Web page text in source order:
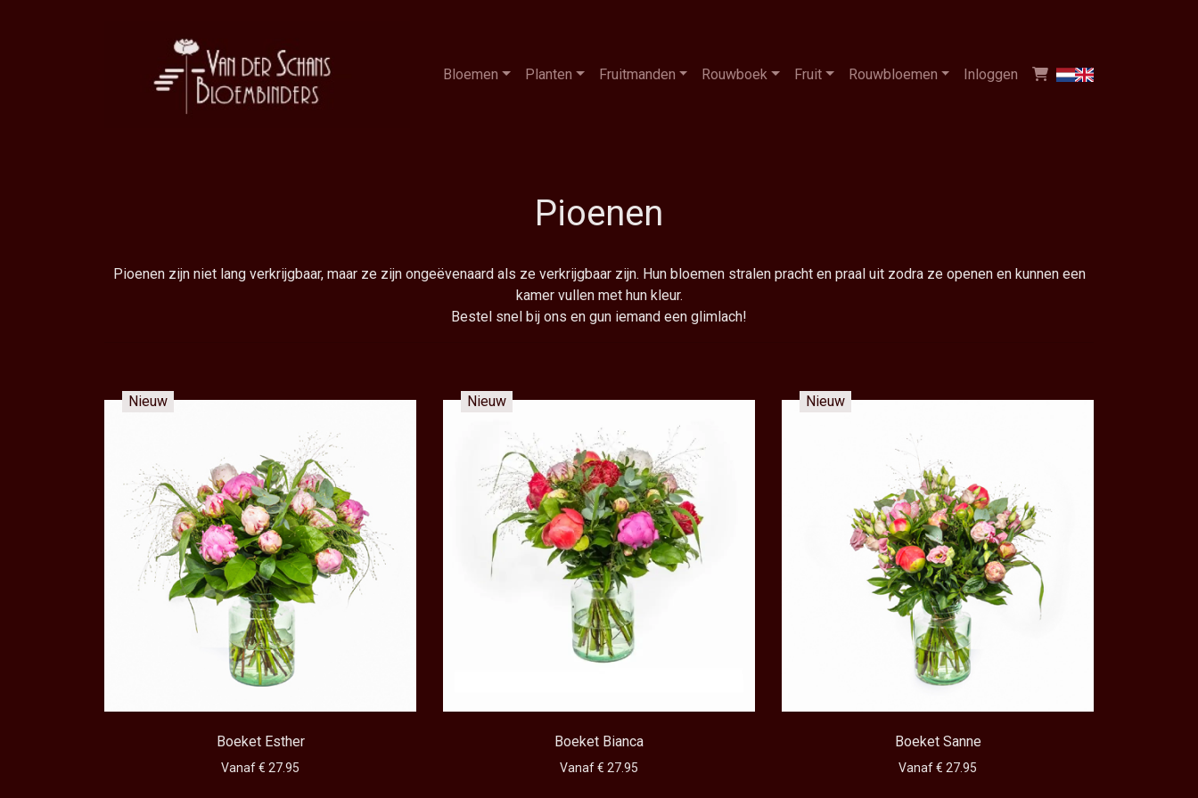
Bloemen Planten Fruitmanden Rouwboek Fruit Rouwbloemen Inloggen
Pioenen
Pioenen zijn niet lang verkrijgbaar, maar ze zijn ongeëvenaard als ze verkrijgbaar zijn. Hun bloemen stralen pracht en praal uit zodra ze openen en kunnen een
kamer vullen met hun kleur.
Bestel snel bij ons en gun iemand een glimlach!
Nieuw
Boeket Esther
Vanaf € 27.95
Nieuw
Boeket Bianca
Vanaf € 27.95
Nieuw
Boeket Sanne
Vanaf € 27.95